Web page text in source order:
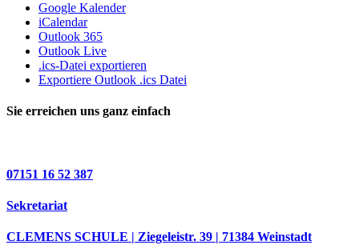
Google Kalender
iCalendar
Outlook 365
Outlook Live
.ics-Datei exportieren
Exportiere Outlook .ics Datei
Sie erreichen uns ganz einfach
07151 16 52 387
Sekretariat
CLEMENS SCHULE | Ziegeleistr. 39 | 71384 Weinstadt